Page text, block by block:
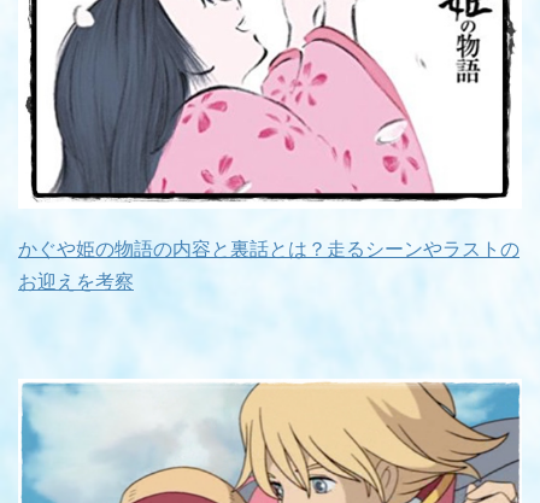
かぐや姫の物語の内容と裏話とは？走るシーンやラストの
お迎えを考察